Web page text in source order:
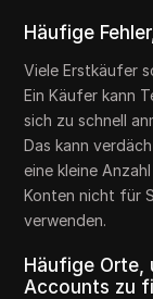
Häufige
Viele Erstkäufer
Ein Käufer kann
sich zu schnell
Das kann
eine kleine
Konten nicht für
verwenden.
Häufige Orte,
Accounts zu